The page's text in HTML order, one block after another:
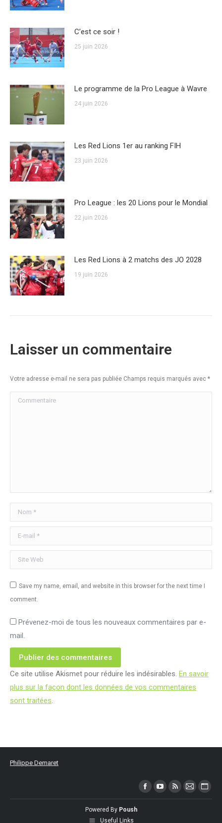
C’est ce soir !
25 juin 2026
Le programme de la Pro League à Wavre
24 juin 2026
Les Red Lions 1er au ranking FIH
23 juin 2026
Pro League : les 20 Lions pour le Mondial
22 juin 2026
Les Red Lions à 2 matchs des JO 2028
19 juin 2026
Laisser un commentaire
Votre adresse e-mail ne sera pas publiée Champs requis marqués avec *
Commentaire
Nom *
E-mail *
Site Web
Save my name, email, and website in this browser for the next time I
comment.
Prévenez-moi de tous les nouveaux commentaires par e-
mail.
Publier des commentaires
Ce site utilise Akismet pour réduire les indésirables. En savoir
plus sur la façon dont les données de vos commentaires
sont traitées.
Philippe Demaret
Facebook
YouTubeRSS Mail Site
Powered By Poush
Useful Links